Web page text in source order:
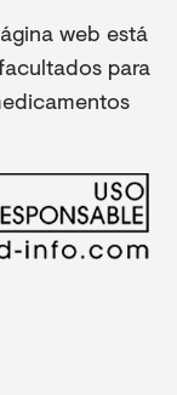
web está
para